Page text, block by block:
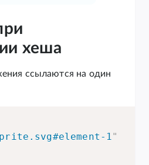
хеша
ссылаются на один
1"